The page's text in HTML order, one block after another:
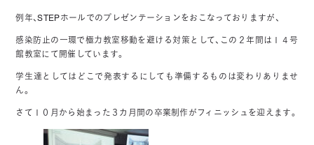
例年、STEPホールでのプレゼンテーションをおこなっておりますが、
感染防止の一環で極力教室移動を避ける対策として、この２年間は１４号
館教室にて開催しています。
学生達としてはどこで発表するにしても準備するものは変わりありませ
ん。
さて１０月から始まった３カ月間の卒業制作がフィニッシュを迎えます。